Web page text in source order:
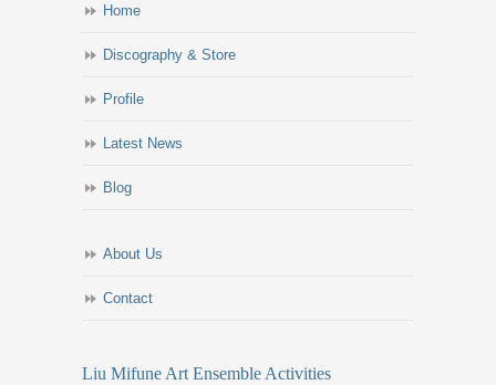
Home
Discography & Store
Profile
Latest News
Blog
About Us
Contact
Liu Mifune Art Ensemble Activities